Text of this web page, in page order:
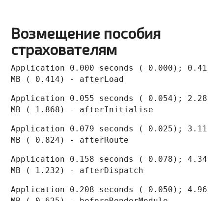
Возмещение пособия
страхователям
Application 0.000 seconds ( 0.000); 0.41
MB ( 0.414) - afterLoad
Application 0.055 seconds ( 0.054); 2.28
MB ( 1.868) - afterInitialise
Application 0.079 seconds ( 0.025); 3.11
MB ( 0.824) - afterRoute
Application 0.158 seconds ( 0.078); 4.34
MB ( 1.232) - afterDispatch
Application 0.208 seconds ( 0.050); 4.96